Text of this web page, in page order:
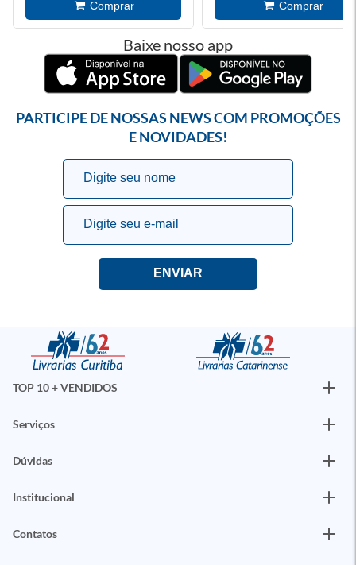
Baixe nosso app
PARTICIPE DE NOSSAS NEWS COM PROMOÇÕES
E NOVIDADES!
TOP 10 + VENDIDOS
Serviços
Dúvidas
Institucional
Contatos